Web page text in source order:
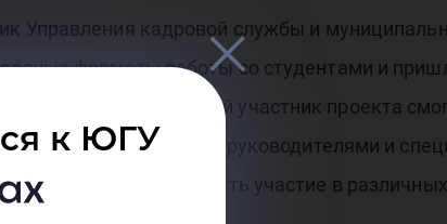
к ЮГУ
Управления кадровой службы и
форматы работы со студентами и
Чтобы каждый участник проекта
взаимодействуя с руководителями и
смогут принять участие в